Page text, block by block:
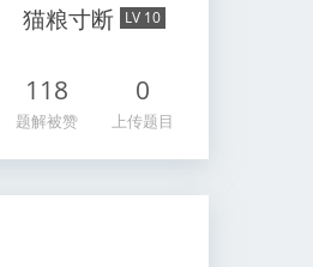
猫粮寸断 LV 10
118
题解被赞
0
上传题目